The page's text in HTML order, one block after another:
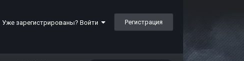
Уже зарегистрированы? Войти Регистрация